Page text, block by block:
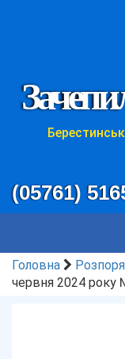
(05761)
Головна
червня 2024